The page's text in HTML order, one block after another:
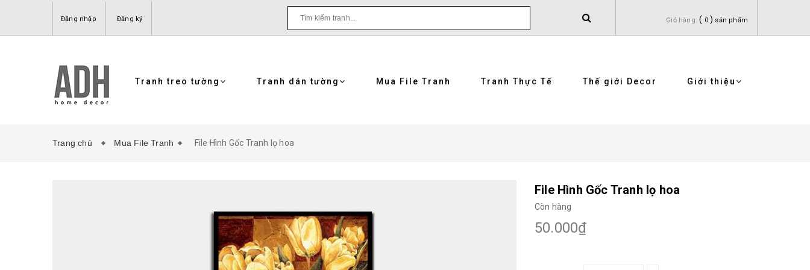
Đăng nhập Đăng ký Giỏ hàng: ( 0 ) sản phẩm
Tranh treo tường Tranh dán tường Mua File Tranh Tranh Thực Tế Thế giới Decor Giới thiệu
Trang chủ Mua File Tranh File Hình Gốc Tranh lọ hoa
File Hình Gốc Tranh lọ hoa
Còn hàng
50.000₫